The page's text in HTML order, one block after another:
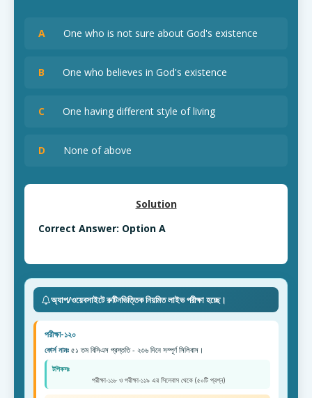
A One who is not sure about God's existence
B One who believes in God's existence
C One having different style of living
D None of above
Solution
Correct Answer: Option A
অ্যাপ/ওয়েবসাইটে রুটিনভিত্তিক নিয়মিত লাইভ পরীক্ষা হচ্ছে।
পরীক্ষা-১২০
কোর্স নামঃ ৫১ তম বিসিএস প্রস্ততি - ২৩৬ দিনে সম্পূর্ণ সিলিবাস।
টপিকসঃ
পরীক্ষা-১১৮ ও পরীক্ষা-১১৯ এর সিলেবাস থেকে (৫০টি প্রশ্ন)